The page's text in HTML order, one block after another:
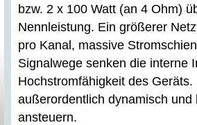
bzw. 2 x 100 Watt (an 4 Ohm)
Nennleistung. Ein größerer
pro Kanal, massive
Signalwege senken die interne
Hochstromfähigkeit des
außerordentlich dynamisch
ansteuern.